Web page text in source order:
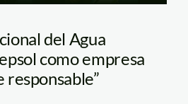
del Agua
como empresa